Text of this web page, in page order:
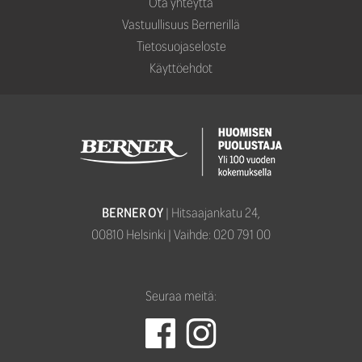
Vastuullisuus Bernerillä
Tietosuojaseloste
Käyttöehdot
BERNER OY| Hitsaajankatu 24,­­
00810 Helsinki | Vaihde: 020 791 00
Seuraa meitä: